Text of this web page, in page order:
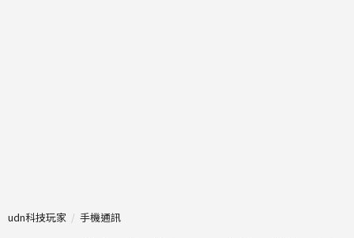
udn科技玩家 手機通訊